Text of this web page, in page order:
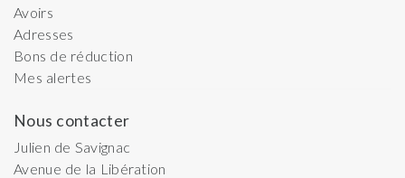
Avoirs
Adresses
Bons de réduction
Mes alertes
Nous contacter
Julien de Savignac
Avenue de la Libération